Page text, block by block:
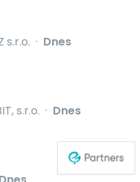
s.r.o. · Dnes
s.r.o. · Dnes